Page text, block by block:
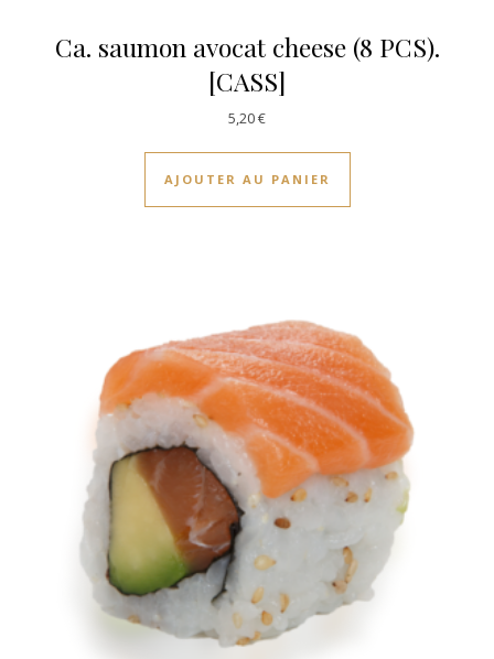
Ca. saumon avocat cheese (8 PCS).
[CASS]
5,20€
AJOUTER AU PANIER